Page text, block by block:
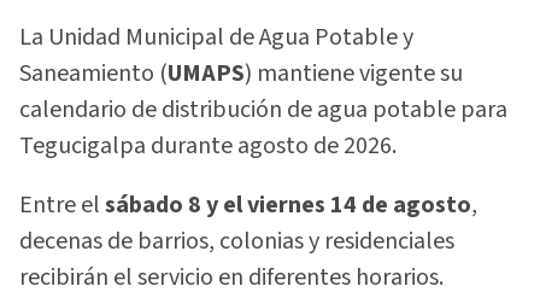
La Unidad Municipal de Agua Potable y
Saneamiento (UMAPS) mantiene vigente su
calendario de distribución de agua potable para
Tegucigalpa durante agosto de 2026.
Entre elsábado 8 y el viernes 14 de agosto,
decenas de barrios, colonias y residenciales
recibirán el servicio en diferentes horarios.